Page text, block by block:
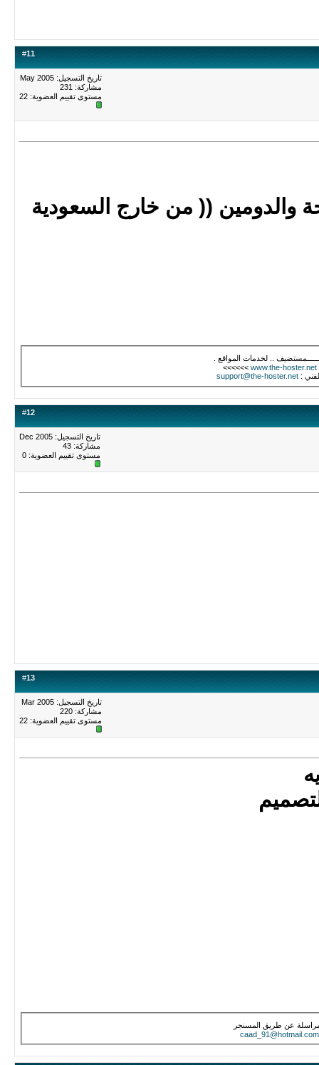
#11
تاريخ التسجيل: May 2005
مشاركة: 231
مستوى تقييم العضوية: 22
المساحة والدومين (( من خارج السعودية
.. لخدمات المواقع .
www.the-hoster.net
>>>>>>
:
support@the-hoster.net
#12
تاريخ التسجيل: Dec 2005
مشاركة: 43
مستوى تقييم العضوية: 0
#13
تاريخ التسجيل: Mar 2005
مشاركة: 220
مستوى تقييم العضوية: 22
عن طريق المسنجر
caad_91@hotmail.com